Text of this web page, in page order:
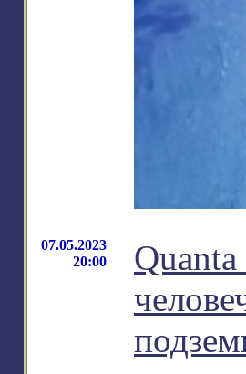
07.05.2023
20:00